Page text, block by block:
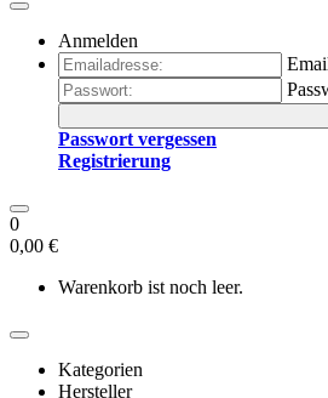
Anmelden
Passwort vergessen
Registrierung
0
0,00 €
Warenkorb ist noch leer.
Kategorien
Hersteller